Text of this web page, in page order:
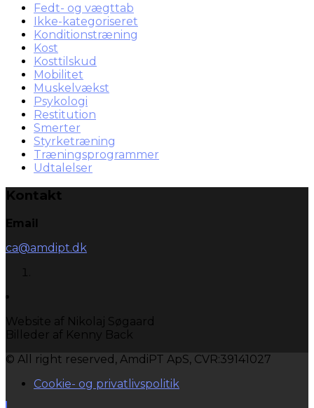
Fedt- og vægttab
Ikke-kategoriseret
Konditionstræning
Kost
Kosttilskud
Mobilitet
Muskelvækst
Psykologi
Restitution
Smerter
Styrketræning
Træningsprogrammer
Udtalelser
Kontakt
Email
ca@amdipt.dk
Website af Nikolaj Søgaard
Billeder af Kenny Back
© All right reserved, AmdiPT ApS, CVR:39141027
Cookie- og privatlivspolitik